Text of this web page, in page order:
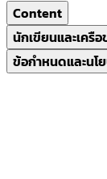
Content
นักเขียนและเครือ
ข้อกำหนดและนโ